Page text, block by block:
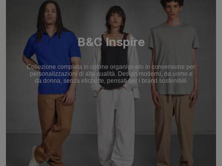
B&C Inspire
Collezione completa in cotone organico e/o in conversione per
personalizzazioni di alta qualità. Design moderni, da uomo e
da donna, senza etichette, pensati per i brand sostenibili.